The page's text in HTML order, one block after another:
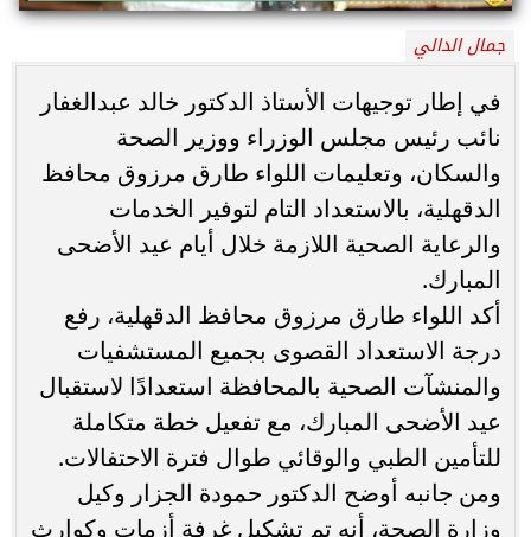
جمال الدالي
في إطار توجيهات الأستاذ الدكتور خالد عبدالغفار
نائب رئيس مجلس الوزراء ووزير الصحة
والسكان، وتعليمات اللواء طارق مرزوق محافظ
الدقهلية، بالاستعداد التام لتوفير الخدمات
والرعاية الصحية اللازمة خلال أيام عيد الأضحى
المبارك.
أكد اللواء طارق مرزوق محافظ الدقهلية، رفع
درجة الاستعداد القصوى بجميع المستشفيات
والمنشآت الصحية بالمحافظة استعدادًا لاستقبال
عيد الأضحى المبارك، مع تفعيل خطة متكاملة
للتأمين الطبي والوقائي طوال فترة الاحتفالات.
ومن جانبه أوضح الدكتور حمودة الجزار وكيل
وزارة الصحة، أنه تم تشكيل غرفة أزمات وكوارث